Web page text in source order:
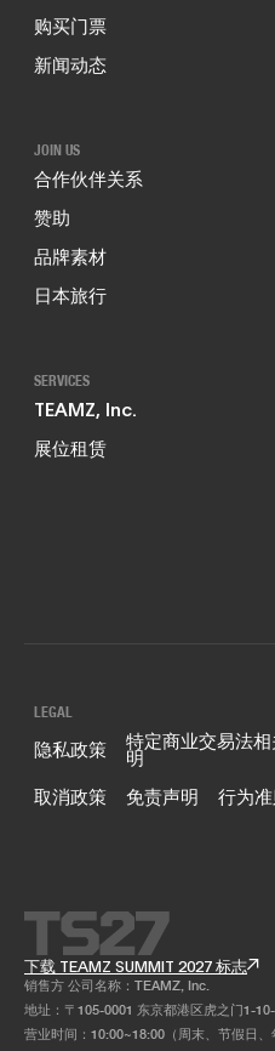
购买门票
新闻动态
JOIN US
合作伙伴关系
赞助
品牌素材
日本旅行
SERVICES
TEAMZ, Inc.
展位租赁
LEGAL
隐私政策 特定商业交易法相
明
取消政策
免责声明 行为
下载 TEAMZ SUMMIT 2027 标志
销售方 公司名称：TEAMZ, Inc.
地址：〒105-0001 东京都港区虎之门1-
营业时间：10:00~18:00（周末、节假日、